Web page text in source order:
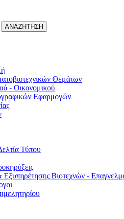
ΑΝΑΖΗΤΗΣΗ
Θεμάτων
- Οικονομικού
Εφαρμογών
Τύπου
Βιοτεχνών -